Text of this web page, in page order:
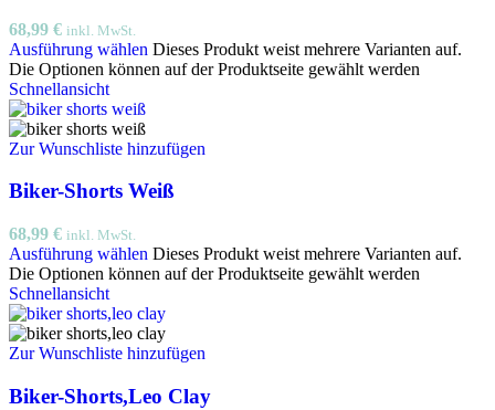
68,99 € inkl. MwSt.
Ausführung wählen Dieses Produkt weist mehrere Varianten auf.
Die Optionen können auf der Produktseite gewählt werden
Schnellansicht
Zur Wunschliste hinzufügen
Biker-Shorts Weiß
68,99 € inkl. MwSt.
Ausführung wählen Dieses Produkt weist mehrere Varianten auf.
Die Optionen können auf der Produktseite gewählt werden
Schnellansicht
Zur Wunschliste hinzufügen
Biker-Shorts,Leo Clay